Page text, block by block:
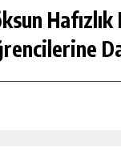
Hafızlık